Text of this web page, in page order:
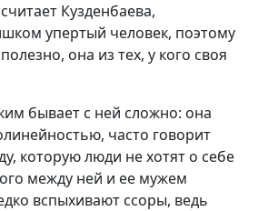
Кузденбаева,
упертый человек, поэтому
она из тех, у кого своя
бывает с ней сложно: она
часто говорит
которую люди не хотят о себе
между ней и ее мужем
вспыхивают ссоры, ведь